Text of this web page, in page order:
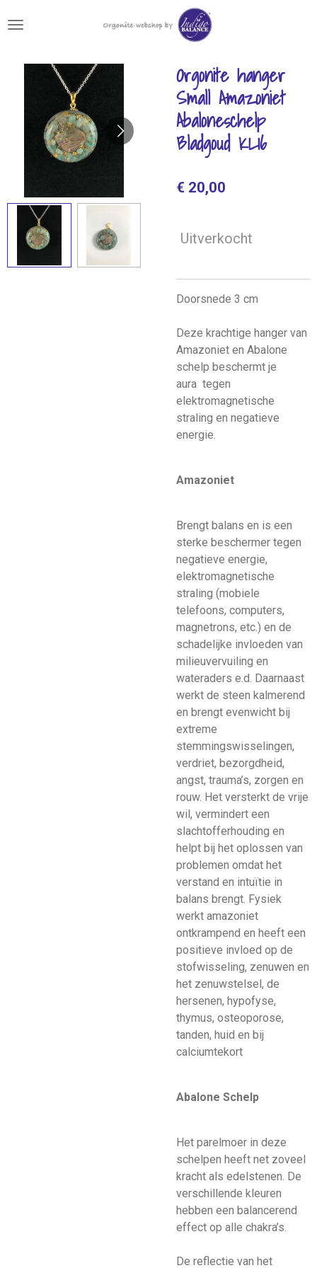
direct
hoofdinhoud
Orgonite hanger
Small Amazoniet
Abaloneschelp
Bladgoud KL16
€ 20,00
Uitverkocht
Doorsnede 3 cm
Deze krachtige hanger van
Amazoniet en Abalone
schelp beschermt je
aura tegen
elektromagnetische
straling en negatieve
energie.
Amazoniet
Brengt balans en is een
sterke beschermer tegen
negatieve energie,
elektromagnetische
straling (mobiele
telefoons, computers,
magnetrons, etc.) en de
schadelijke invloeden van
milieuvervuiling en
wateraders e.d. Daarnaast
werkt de steen kalmerend
en brengt evenwicht bij
extreme
stemmingswisselingen,
verdriet, bezorgdheid,
angst, trauma’s, zorgen en
rouw. Het versterkt de vrije
wil, vermindert een
slachtofferhouding en
helpt bij het oplossen van
problemen omdat het
verstand en intuïtie in
balans brengt. Fysiek
werkt amazoniet
ontkrampend en heeft een
positieve invloed op de
stofwisseling, zenuwen en
het zenuwstelsel, de
hersenen, hypofyse,
thymus, osteoporose,
tanden, huid en bij
calciumtekort
Abalone Schelp
Het parelmoer in deze
schelpen heeft net zoveel
kracht als edelstenen. De
verschillende kleuren
hebben een balancerend
effect op alle chakra’s.
De reflectie van het